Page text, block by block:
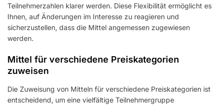
Teilnehmerzahlen klarer werden. Diese Flexibilität ermöglicht es
Ihnen, auf Änderungen im Interesse zu reagieren und
sicherzustellen, dass die Mittel angemessen zugewiesen
werden.
Mittel für verschiedene Preiskategorien
zuweisen
Die Zuweisung von Mitteln für verschiedene Preiskategorien ist
entscheidend, um eine vielfältige Teilnehmergruppe